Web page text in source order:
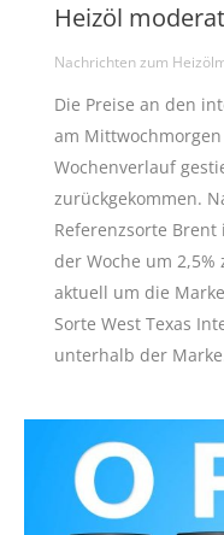
Heizöl
Nachrichten zum
Die Preise an den
am
Wochenverlauf
zurückgekommen.
Referenzsorte
der Woche um
aktuell um die
Sorte West Texas
unterhalb der